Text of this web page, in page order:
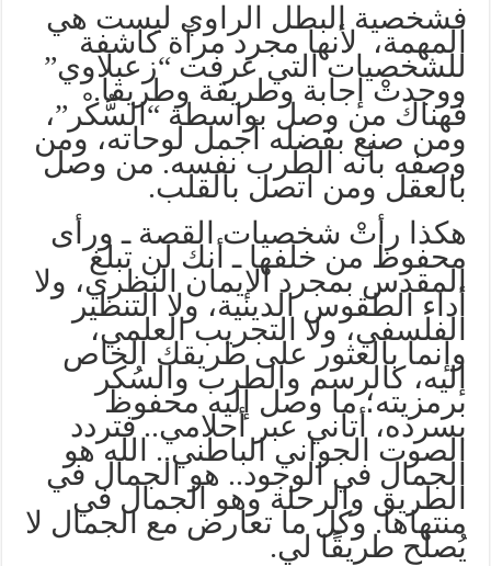
فشخصية البطل الراوي ليست هي
المهمة، لأنها مجرد مرآة كاشفة
للشخصيات التي عرفت “زعبلاوي”
ووجدتْ إجابة وطريقة وطريقا.
فهناك من وصل بواسطة “السُّكْر”،
ومن صنع بفضله أجمل لوحاته، ومن
وصفه بأنه الطرب نفسه. من وصل
بالعقل ومن اتصل بالقلب.
هكذا رأتْ شخصيات القصة ـ ورأى
محفوظ من خلفها ـ أنك لن تبلغ
المقدس بمجرد الإيمان النظري، ولا
أداء الطقوس الدينية، ولا التنظير
الفلسفي، ولا التجريب العلمي،
وإنما بالعثور على طريقك الخاص
إليه، كالرسم والطرب والسُكر
برمزيته؛ ما وصل إليه محفوظ
بسرده، أتاني عبر أحلامي.. فتردد
الصوت الجواني الباطني.. الله هو
الجمال في الوجود.. هو الجمال في
الطريق والرحلة وهو الجمال في
منتهاها. وكل ما تعارض مع الجمال لا
يُصلح طريقًا لي.